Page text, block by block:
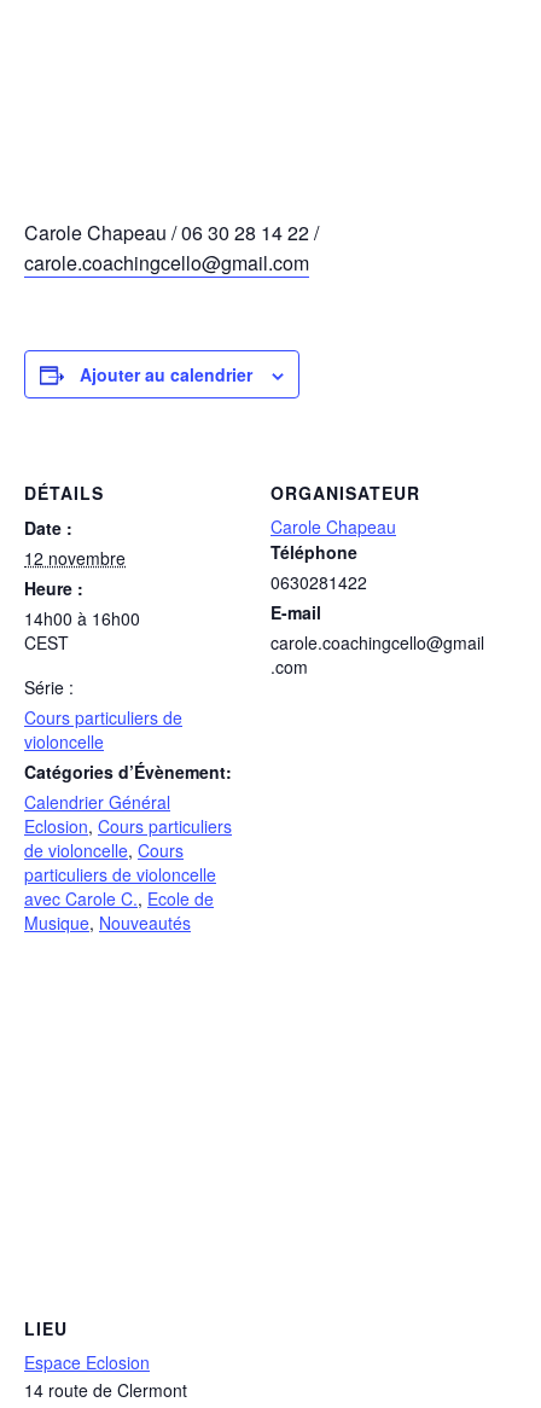
Carole Chapeau / 06 30 28 14 22 /
carole.coachingcello@gmail.com
Ajouter au calendrier
DÉTAILS
Date :
12 novembre
Heure :
14h00 à 16h00
CEST
Série :
Cours particuliers de
violoncelle
Catégories d’Évènement:
Calendrier Général
Eclosion, Cours particuliers
de violoncelle, Cours
particuliers de violoncelle
avec Carole C., Ecole de
Musique, Nouveautés
ORGANISATEUR
Carole Chapeau
Téléphone
0630281422
E-mail
carole.coachingcello@gmail
.com
LIEU
Espace Eclosion
14 route de Clermont